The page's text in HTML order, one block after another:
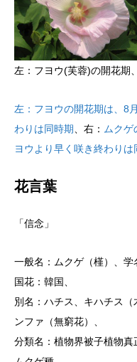
左：フヨウ(芙蓉)の開花
左：フヨウの開花期は、8
わりは同時期、右： ムクゲ
ヨウより早く咲き終わりは
花言葉
「信念」
一般名：ムクゲ（槿）、学
国花：韓国、
別名：ハチス、キハチス
ンファ（無窮花）、
分類名：植物界被子植物